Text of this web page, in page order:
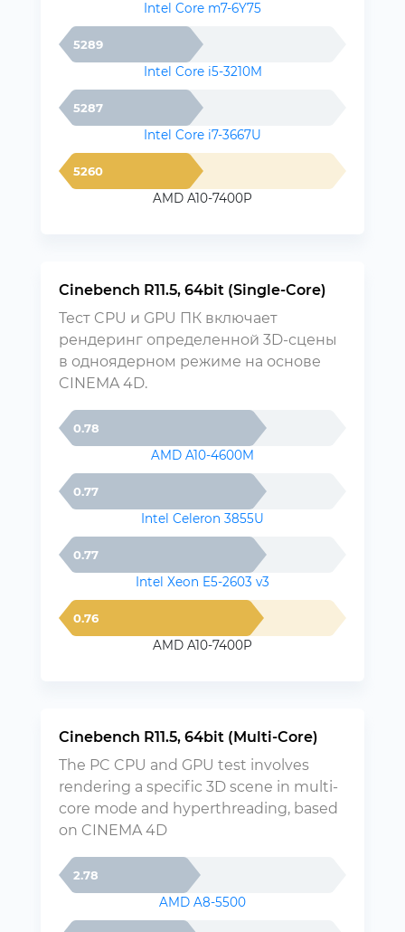
Intel Core m7-6Y75
5289
Intel Core i5-3210M
5287
Intel Core i7-3667U
5260
AMD A10-7400P
Cinebench R11.5, 64bit (Single-Core)
Тест CPU и GPU ПК включает
рендеринг определенной 3D-сцены
в одноядерном режиме на основе
CINEMA 4D.
0.78
AMD A10-4600M
0.77
Intel Celeron 3855U
0.77
Intel Xeon E5-2603 v3
0.76
AMD A10-7400P
Cinebench R11.5, 64bit (Multi-Core)
The PC CPU and GPU test involves
rendering a specific 3D scene in multi-
core mode and hyperthreading, based
on CINEMA 4D
2.78
AMD A8-5500